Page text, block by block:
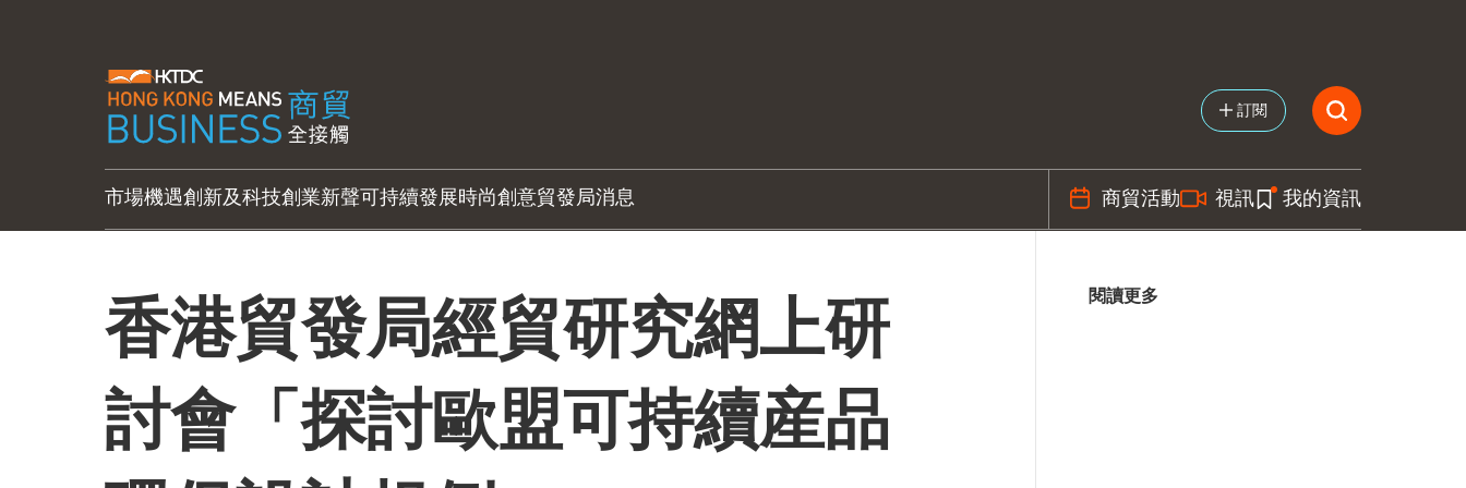
訂閱
市場機遇創新及科技創業新聲可持續發展時尚創意貿發局消息 商貿活動 視訊 我的資訊
香港貿發局經貿研究網上研
討會「探討歐盟可持續産品
閱讀更多